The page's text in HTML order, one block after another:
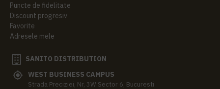
Puncte de fidelitate
Discount progresiv
Favorite
Adresele mele
SANITO DISTRIBUTION
WEST BUSINESS CAMPUS
Strada Preciziei, Nr, 3W Sector 6, Bucuresti